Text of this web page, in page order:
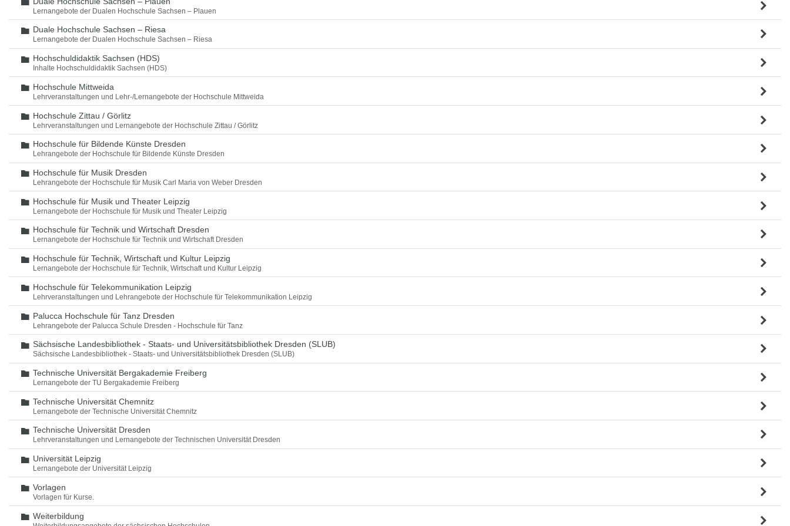
Lernangebote der Dualen Hochschule Sachsen – Plauen
Ordner
Duale Hochschule Sachsen – Riesa
Lernangebote der Dualen Hochschule Sachsen – Riesa
Ordner
Hochschuldidaktik Sachsen (HDS)
Inhalte Hochschuldidaktik Sachsen (HDS)
Ordner
Hochschule Mittweida
Lehrveranstaltungen und Lehr-/Lernangebote der Hochschule Mittweida
Ordner
Hochschule Zittau / Görlitz
Lehrveranstaltungen und Lernangebote der Hochschule Zittau / Görlitz
Ordner
Hochschule für Bildende Künste Dresden
Lehrangebote der Hochschule für Bildende Künste Dresden
Ordner
Hochschule für Musik Dresden
Lehrangebote der Hochschule für Musik Carl Maria von Weber Dresden
Ordner
Hochschule für Musik und Theater Leipzig
Lernangebote der Hochschule für Musik und Theater Leipzig
Ordner
Hochschule für Technik und Wirtschaft Dresden
Lernangebote der Hochschule für Technik und Wirtschaft Dresden
Ordner
Hochschule für Technik, Wirtschaft und Kultur Leipzig
Lernangebote der Hochschule für Technik, Wirtschaft und Kultur Leipzig
Ordner
Hochschule für Telekommunikation Leipzig
Lehrveranstaltungen und Lehrangebote der Hochschule für Telekommunikation Leipzig
Ordner
Palucca Hochschule für Tanz Dresden
Lehrangebote der Palucca Schule Dresden - Hochschule für Tanz
Ordner
Sächsische Landesbibliothek - Staats- und Universitätsbibliothek Dresden (SLUB)
Sächsische Landesbibliothek - Staats- und Universitätsbibliothek Dresden (SLUB)
Ordner
Technische Universität Bergakademie Freiberg
Lernangebote der TU Bergakademie Freiberg
Ordner
Technische Universität Chemnitz
Lernangebote der Technische Universität Chemnitz
Ordner
Technische Universität Dresden
Lehrveranstaltungen und Lernangebote der Technischen Universität Dresden
Ordner
Universität Leipzig
Lernangebote der Universität Leipzig
Ordner
Vorlagen
Vorlagen für Kurse.
Ordner
Weiterbildung